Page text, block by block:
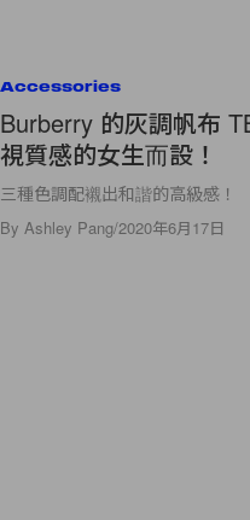
Accessories
Burberry 的灰調帆布
視質感的女生而設！
三種色調配襯出和諧的高級感！
By Ashley Pang/2020年6月17日